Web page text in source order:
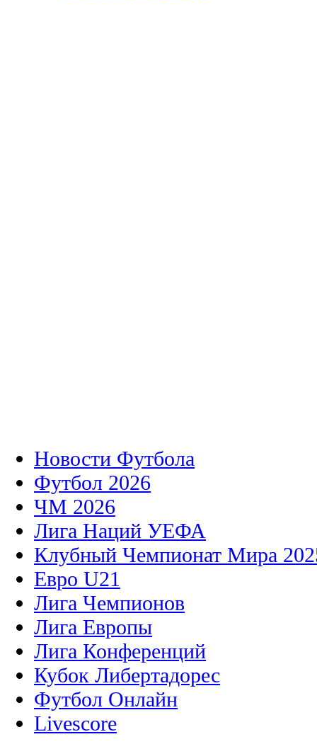
Новости Футбола
Футбол 2026
ЧМ 2026
Лига Наций УЕФА
Клубный Чемпионат Мира
Евро U21
Лига Чемпионов
Лига Европы
Лига Конференций
Кубок Либертадорес
Футбол Онлайн
Livescore